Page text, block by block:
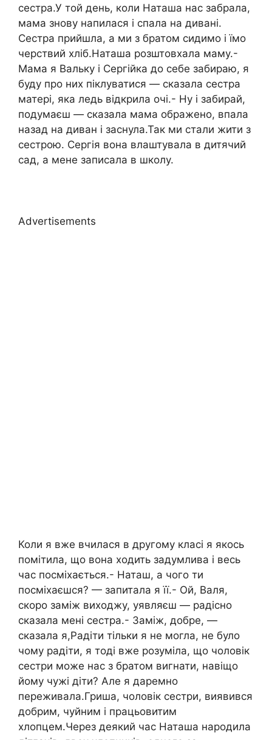
сестра.У той день, коли Наташа нас забрала,
мама знову напилася і спала на дивані.
Сестра прийшла, а ми з братом сидимо і їмо
черствий хліб.Наташа розштовхала маму.-
Мама я Вальку і Сергійка до себе забираю, я
буду про них піклуватися — сказала сестра
матері, яка ледь відкрила очі.- Ну і забирай,
подумаєш — сказала мама ображено, впала
назад на диван і заснула.Так ми стали жити з
сестрою. Сергія вона влаштувала в дитячий
сад, а мене записала в школу.
Advertisements
Коли я вже вчилася в другому класі я якось
помітила, що вона ходить задумлива і весь
час посміхається.- Наташ, а чого ти
посміхаєшся? — запитала я її.- Ой, Валя,
скоро заміж виходжу, уявляєш — радісно
сказала мені сестра.- Заміж, добре, —
сказала я,Радіти тільки я не могла, не було
чому радіти, я тоді вже розуміла, що чоловік
сестри може нас з братом вигнати, навіщо
йому чужі діти? Але я даремно
переживала.Гриша, чоловік сестри, виявився
добрим, чуйним і працьовитим
хлопцем.Через деякий час Наташа народила